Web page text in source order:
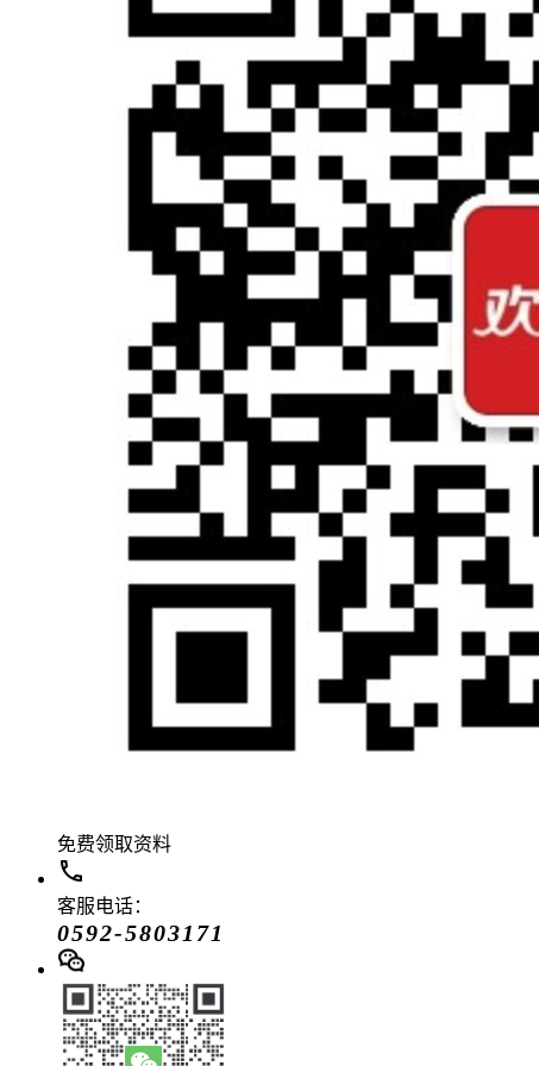
免费领取资料
客服电话：
0592-5803171